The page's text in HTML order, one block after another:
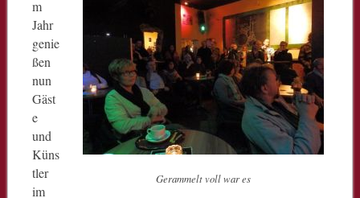
Gerammelt voll war es
m
Jahr
genie
ßen
nun
Gäst
e
und
Küns
tler
im